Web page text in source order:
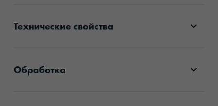
Технические свойства
Обработка